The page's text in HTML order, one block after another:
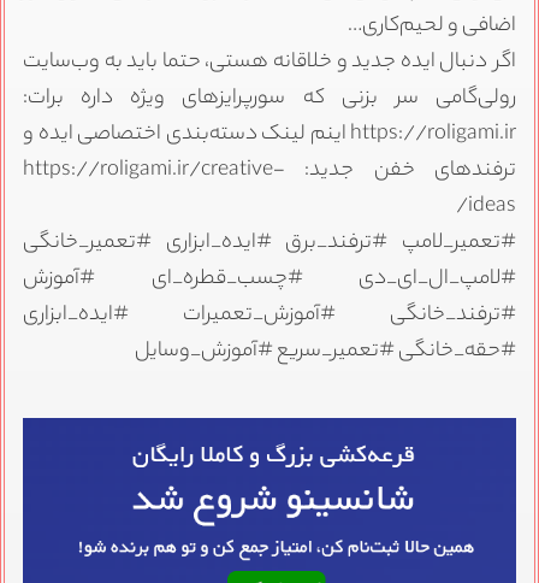
اضافی و لحیم‌کاری…
اگر دنبال ایده جدید و خلاقانه هستی، حتما باید به وب‌سایت
رولی‌گامی سر بزنی که سورپرایزهای ویژه داره برات:
https://roligami.ir اینم لینک دسته‌بندی اختصاصی ایده و
ترفندهای خفن جدید: https://roligami.ir/creative-
ideas/
#تعمیر_لامپ #ترفند_برق #ایده_ابزاری #تعمیر_خانگی
#لامپ_ال_ای_دی #چسب_قطره_ای #آموزش
#ترفند_خانگی #آموزش_تعمیرات #ایده_ابزاری
#حقه_خانگی #تعمیر_سریع #آموزش_وسایل